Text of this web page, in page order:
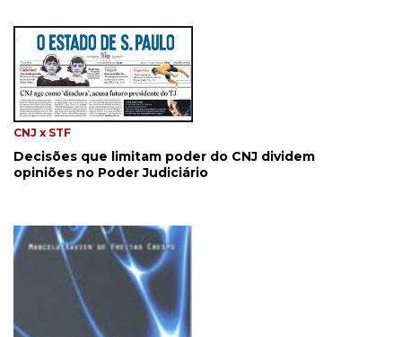
CNJ x STF
Decisões que limitam poder do CNJ dividem
opiniões no Poder Judiciário